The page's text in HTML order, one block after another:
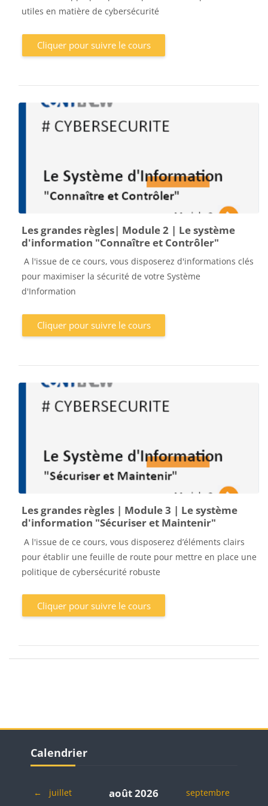
utiles en matière de cybersécurité
Cliquer pour suivre le cours
Les grandes règles| Module 2 | Le système
d'information "Connaître et Contrôler"
A l'issue de ce cours, vous disposerez d'informations clés
pour maximiser la sécurité de votre Système
d'Information
Cliquer pour suivre le cours
Les grandes règles | Module 3 | Le système
d'information "Sécuriser et Maintenir"
A l'issue de ce cours, vous disposerez d’éléments clairs
pour établir une feuille de route pour mettre en place une
politique de cybersécurité robuste
Cliquer pour suivre le cours
Blocs
Calendrier
← juillet août 2026
septembre